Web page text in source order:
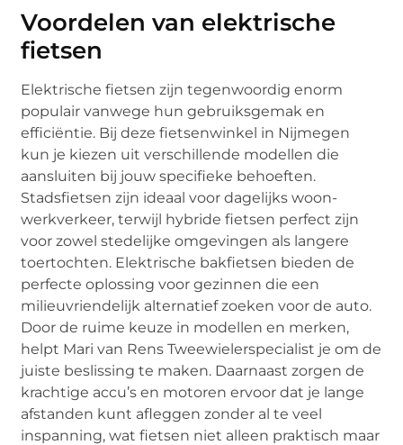
Voordelen van elektrische
fietsen
Elektrische fietsen zijn tegenwoordig enorm
populair vanwege hun gebruiksgemak en
efficiëntie. Bij deze fietsenwinkel in Nijmegen
kun je kiezen uit verschillende modellen die
aansluiten bij jouw specifieke behoeften.
Stadsfietsen zijn ideaal voor dagelijks woon-
werkverkeer, terwijl hybride fietsen perfect zijn
voor zowel stedelijke omgevingen als langere
toertochten. Elektrische bakfietsen bieden de
perfecte oplossing voor gezinnen die een
milieuvriendelijk alternatief zoeken voor de auto.
Door de ruime keuze in modellen en merken,
helpt Mari van Rens Tweewielerspecialist je om de
juiste beslissing te maken. Daarnaast zorgen de
krachtige accu’s en motoren ervoor dat je lange
afstanden kunt afleggen zonder al te veel
inspanning, wat fietsen niet alleen praktisch maar